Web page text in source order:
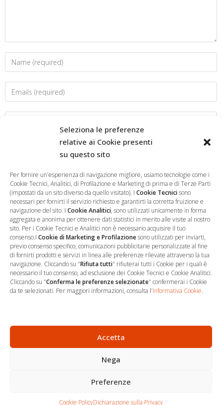
Seleziona le preferenze
relative ai Cookie presenti
su questo sito
Per fornire un'esperienza di navigazione migliore, usiamo tecnologie come i
Cookie Tecnici, Analitici, di Profilazione e Marketing di prima e di Terze Parti
(impostati da un sito diverso da quello visitato). I Cookie Tecnicisono
necessari per fornirti il servizio richiesto e garantirti la corretta fruizione e
navigazione del sito. I Cookie Analitici, sono utilizzati unicamente in forma
aggregata e anonima per ottenere dati statistici in merito alle visite al nostro
sito. Per i Cookie Tecnici e Analitici non è necessario acquisire il tuo
consenso.I Cookie di Marketing e Profilazionesono utilizzati per inviarti,
previo consenso specifico, comunicazioni pubblicitarie personalizzate al fine
di fornirti prodotti e servizi in linea alle preferenze rilevate attraverso la tua
navigazione. Cliccando su "Rifiuta tutti" rifiuterai tutti i Cookie per i quali è
necessario il tuo consenso, ad esclusione dei Cookie Tecnici e Cookie Analitici.
Cliccando su "Conferma le preferenze selezionate" confermerai i Cookie
da te selezionati. Per maggiori informazioni, consulta l'Informativa Cookie.
Accetta
Nega
Preferenze
Cookie PolicyDichiarazione sulla Privacy
Salva il mio nome, email e sito web in questo browser per la
prossima volta che commento.
… Sede Operativa
06 9522 7890
info@studioargari.it
P.I. 17504191002
Seguici